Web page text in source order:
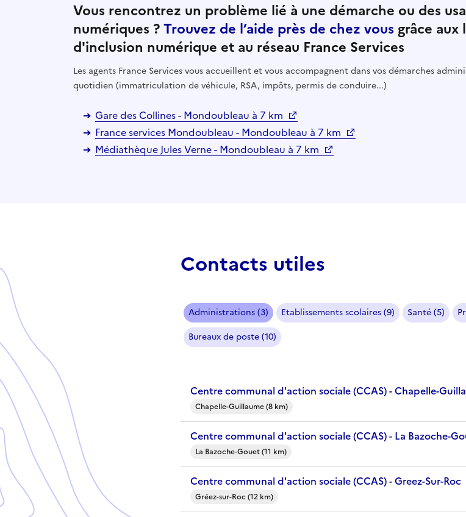
Vous rencontrez un problème lié à une démarche ou des
numériques ?Trouvez de l’aide près de chez vous grâce aux
d'inclusion numérique et au réseau France Services
Les agents France Services vous accueillent et vous accompagnent dans vos démarches
quotidien (immatriculation de véhicule, RSA, impôts, permis de conduire...)
Gare des Collines - Mondoubleau à 7 km
France services Mondoubleau - Mondoubleau à 7 km
Médiathèque Jules Verne - Mondoubleau à 7 km
Contacts utiles
Administrations (3) Etablissements scolaires (9) Santé (5)
Bureaux de poste (10)
Centre communal d'action sociale (CCAS) - Chapelle-
Chapelle-Guillaume (8 km)
Centre communal d'action sociale (CCAS) - La Bazoche-
La Bazoche-Gouet (11 km)
Centre communal d'action sociale (CCAS) - Greez-Sur-Roc
Gréez-sur-Roc (12 km)